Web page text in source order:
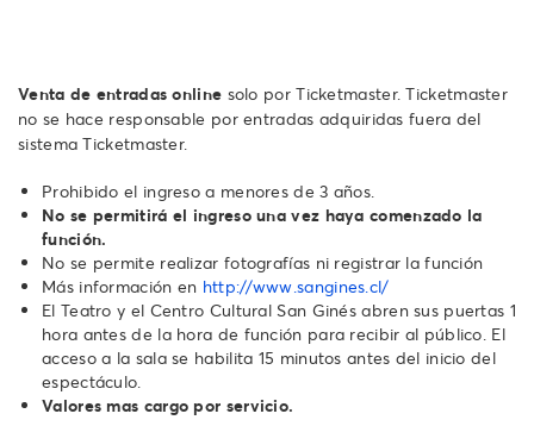
Venta de entradas online solo por Ticketmaster. Ticketmaster
no se hace responsable por entradas adquiridas fuera del
sistema Ticketmaster.
Prohibido el ingreso a menores de 3 años.
No se permitirá el ingreso una vez haya comenzado la
función.
No se permite realizar fotografías ni registrar la función
Más información en http://www.sangines.cl/
El Teatro y el Centro Cultural San Ginés abren sus puertas 1
hora antes de la hora de función para recibir al público. El
acceso a la sala se habilita 15 minutos antes del inicio del
espectáculo.
Valores mas cargo por servicio.